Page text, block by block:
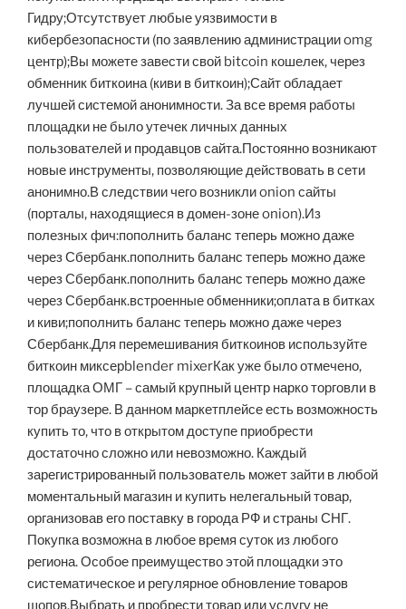
Гидру;Отсутствует любые уязвимости в
кибербезопасности (по заявлению администрации omg
центр);Вы можете завести свой bitcoin кошелек, через
обменник биткоина (киви в биткоин);Сайт обладает
лучшей системой анонимности. За все время работы
площадки не было утечек личных данных
пользователей и продавцов сайта.Постоянно возникают
новые инструменты, позволяющие действовать в сети
анонимно.В следствии чего возникли onion сайты
(порталы, находящиеся в домен-зоне onion).Из
полезных фич:пополнить баланс теперь можно даже
через Сбербанк.пополнить баланс теперь можно даже
через Сбербанк.пополнить баланс теперь можно даже
через Сбербанк.встроенные обменники;оплата в битках
и киви;пополнить баланс теперь можно даже через
Сбербанк.Для перемешивания биткоинов используйте
биткоин миксерblender mixerКак уже было отмечено,
площадка ОМГ – самый крупный центр нарко торговли в
тор браузере. В данном маркетплейсе есть возможность
купить то, что в открытом доступе приобрести
достаточно сложно или невозможно. Каждый
зарегистрированный пользователь может зайти в любой
моментальный магазин и купить нелегальный товар,
организовав его поставку в города РФ и страны СНГ.
Покупка возможна в любое время суток из любого
региона. Особое преимущество этой площадки это
систематическое и регулярное обновление товаров
шопов.Выбрать и пробрести товар или услугу не